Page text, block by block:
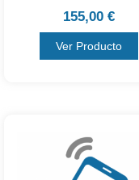
155,00 €
Ver Producto